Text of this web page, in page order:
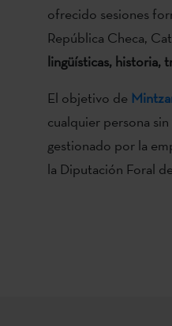
ofrecido sesiones
República Checa,
lingüísticas, historia,
El objetivo de
cualquier persona
gestionado por la
la Diputación Foral